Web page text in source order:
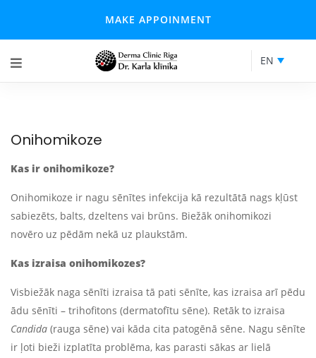
MAKE APPOINMENT
EN
Onihomikoze
Kas ir onihomikoze?
Onihomikoze ir nagu sēnītes infekcija kā rezultātā nags kļūst
sabiezēts, balts, dzeltens vai brūns. Biežāk onihomikozi
novēro uz pēdām nekā uz plaukstām.
Kas izraisa onihomikozes?
Visbiežāk naga sēnīti izraisa tā pati sēnīte, kas izraisa arī pēdu
ādu sēnīti – trihofitons (dermatofītu sēne). Retāk to izraisa
Candida (rauga sēne) vai kāda cita patogēnā sēne. Nagu sēnīte
ir ļoti bieži izplatīta problēma, kas parasti sākas ar lielā